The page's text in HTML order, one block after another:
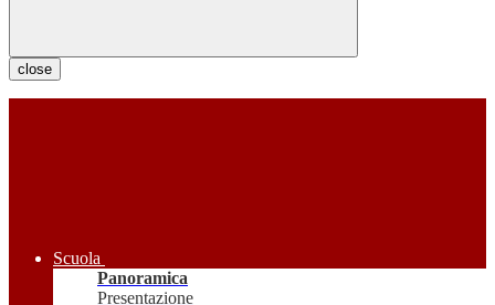
close
Scuola
Panoramica
Presentazione